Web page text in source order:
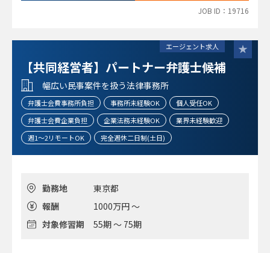
JOB ID：19716
エージェント求人
【共同経営者】パートナー弁護士候補
幅広い民事案件を扱う法律事務所
弁護士会費事務所負担 事務所未経験OK
個人受任OK
弁護士会費企業負担
企業法務未経験OK
業界未経験歓迎
週1～2リモートOK
完全週休二日制(土日)
勤務地
東京都
報酬
1000万円 ～
対象修習期
55期 ～ 75期